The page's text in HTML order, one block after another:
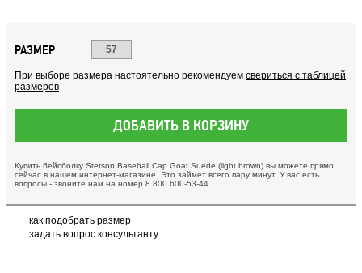
РАЗМЕР 57
При выборе размера настоятельно рекомендуем свериться с таблицей
размеров
ДОБАВИТЬ В КОРЗИНУ
Купить бейсболку Stetson Baseball Cap Goat Suede (light brown) вы можете прямо
сейчас в нашем интернет-магазине. Это займет всего пару минут. У вас есть
вопросы - звоните нам на номер 8 800 600-53-44
как подобрать размер
задать вопрос консультанту